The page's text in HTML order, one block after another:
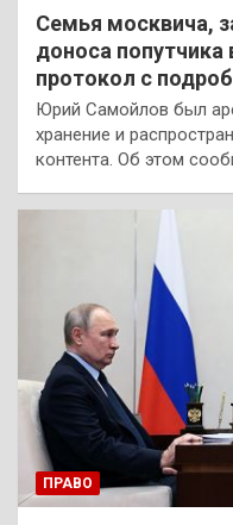
Семья москвича,
доноса попутчика
протокол с
Юрий Самойлов был
хранение и
контента. Об этом
ПРАВО